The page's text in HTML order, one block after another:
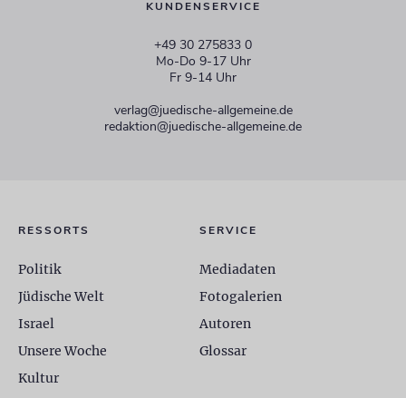
KUNDENSERVICE
+49 30 275833 0
Mo-Do 9-17 Uhr
Fr 9-14 Uhr
verlag@juedische-allgemeine.de
redaktion@juedische-allgemeine.de
RESSORTS
Politik
Jüdische Welt
Israel
Unsere Woche
Kultur
SERVICE
Mediadaten
Fotogalerien
Autoren
Glossar